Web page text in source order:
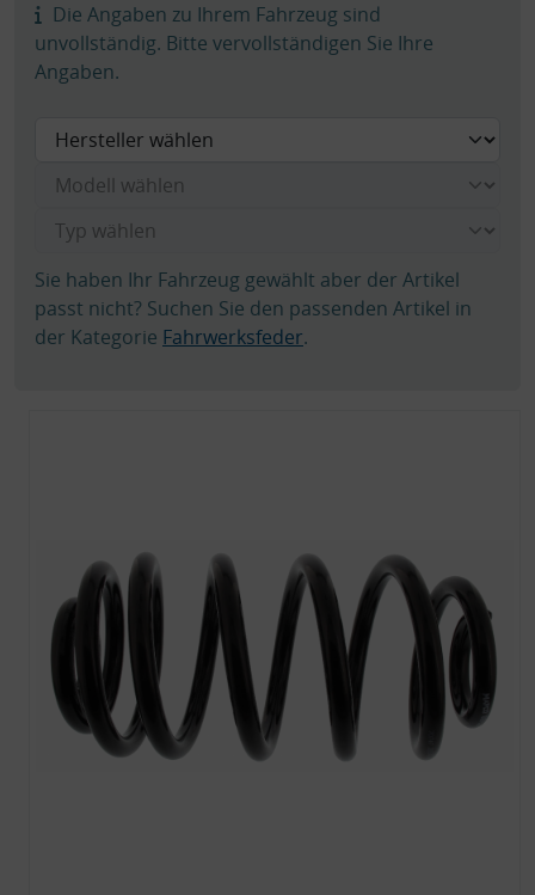
Die Angaben zu Ihrem Fahrzeug sind
unvollständig. Bitte vervollständigen Sie Ihre
Angaben.
Sie haben Ihr Fahrzeug gewählt aber der Artikel
passt nicht? Suchen Sie den passenden Artikel in
der Kategorie Fahrwerksfeder.